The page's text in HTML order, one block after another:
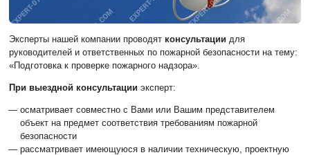
Эксперты нашей компании проводят консультации для
руководителей и ответственных по пожарной безопасности на тему:
«Подготовка к проверке пожарного надзора».
При выездной консультации эксперт:
осматривает совместно с Вами или Вашим представителем
объект на предмет соответствия требованиям пожарной
безопасности
рассматривает имеющуюся в наличии техническую, проектную